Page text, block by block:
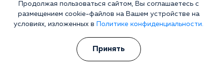
Вывод из запоя в стационаре
Нарколог на дом
Капельница от запоя на дому
Капельница от запоя в стационаре
Продолжая пользоваться сайтом, Вы соглашаетесь с
размещением cookie-файлов на Вашем устройстве на
условиях, изложенных в
Политике конфиденциальности.
Принять